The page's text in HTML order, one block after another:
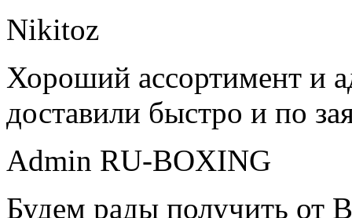
Nikitoz
Хороший ассортимент и
доставили быстро и по
Admin RU-BOXING
Будем рады получить от